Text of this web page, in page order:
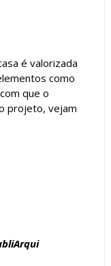
é valorizada
como
que o
projeto, vejam